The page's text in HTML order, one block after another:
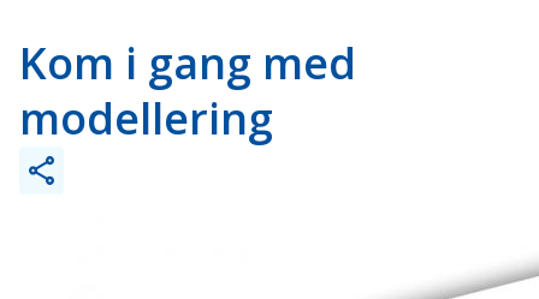
Kom i gang med
modellering